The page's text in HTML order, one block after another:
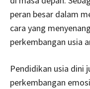
peran besar dalam
cara yang
perkembangan usia
Pendidikan usia dini
perkembangan